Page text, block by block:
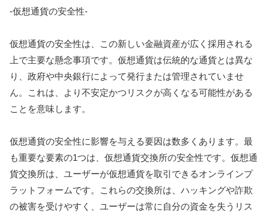
-仮想通貨の安全性-
仮想通貨の安全性は、この新しい金融資産が広く採用される
上で主要な懸念事項です。仮想通貨は伝統的な通貨とは異な
り、政府や中央銀行によって発行または管理されていませ
ん。これは、より不安定かつリスクが高くなる可能性がある
ことを意味します。
仮想通貨の安全性に影響を与える要因は数多くあります。最
も重要な要素の1つは、仮想通貨交換所の安全性です。仮想通
貨交換所は、ユーザーが仮想通貨を取引できるオンラインプ
ラットフォームです。これらの交換所は、ハッキングや詐欺
の被害を受けやすく、ユーザーは常に自分の資金を失うリス